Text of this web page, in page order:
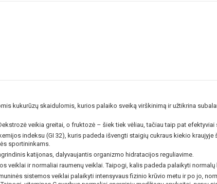
kukurūzų skaidulomis, kurios palaiko sveiką virškinimą ir užtikrina
veikia greitai, o fruktozė – šiek tiek vėliau, tačiau taip pat efektyviai
indeksu (GI 32), kuris padeda išvengti staigių cukraus kiekio
sportininkams.
katijonas, dalyvaujantis organizmo hidratacijos reguliavime.
veiklai ir normaliai raumenų veiklai. Taipogi, kalis padeda palaikyti normalų
sistemos veiklai palaikyti intensyvaus fizinio krūvio metu ir po jo,
NUOLAIDA TAU!
Gauk
nuolaidos kodą
apsipirkimui (daugeliui prekių) bei
nepraleisk kitų geriausių pasiūlymų!
Prenumeruok mūsų naujienlaiškį jau